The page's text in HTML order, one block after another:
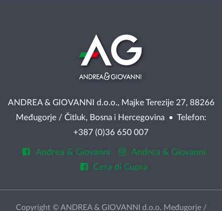
ANDREA & GIOVANNI d.o.o., Majke Terezije 27, 88266
Međugorje / Čitluk, Bosna i Hercegovina • Telefon:
+387 (0)36 650 007
Andrea & Giovanni
Andrea & Giovanni
Cera di Cupra
Copyright © ANDREA & GIOVANNI d.o.o. Međugorje /